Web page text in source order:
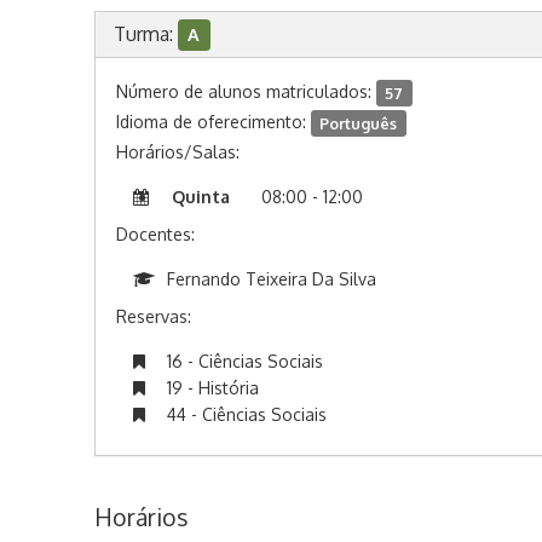
Turma: A
Número de alunos matriculados: 57
Idioma de oferecimento: Português
Horários/Salas:
Quinta
08:00 - 12:00
Docentes:
Fernando Teixeira Da Silva
Reservas:
16 - Ciências Sociais
19 - História
44 - Ciências Sociais
Horários